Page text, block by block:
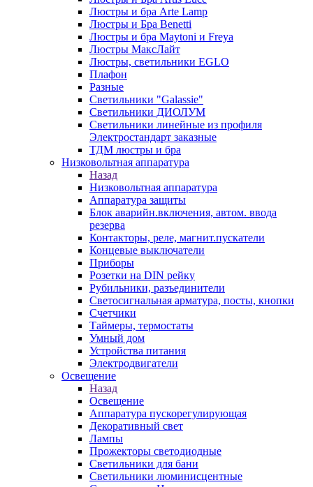
Люстры и бра Arte Lamp
Люстры и Бра Benetti
Люстры и бра Maytoni и Freya
Люстры МаксЛайт
Люстры, светильники EGLO
Плафон
Разные
Светильники "Galassie"
Светильники ДИОЛУМ
Светильники линейные из профиля
Электростандарт заказные
ТДМ люстры и бра
Низковольтная аппаратура
Назад
Низковольтная аппаратура
Аппаратура защиты
Блок аварийн.включения, автом. ввода
резерва
Контакторы, реле, магнит.пускатели
Концевые выключатели
Приборы
Розетки на DIN рейку
Рубильники, разъединители
Светосигнальная арматура, посты, кнопки
Счетчики
Таймеры, термостаты
Умный дом
Устройства питания
Электродвигатели
Освещение
Назад
Освещение
Аппаратура пускорегулирующая
Декоративный свет
Лампы
Прожекторы светодиодные
Светильники для бани
Светильники люминисцентные